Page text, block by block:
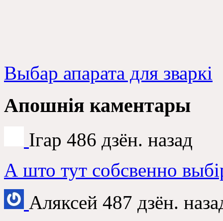
Выбар апарата для зваркі
Апошнія каментары
Ігар 486 дзён. назад
А што тут собсвенно
Аляксей 487 дзён.